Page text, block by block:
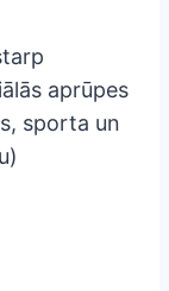
aprūpes
sporta un